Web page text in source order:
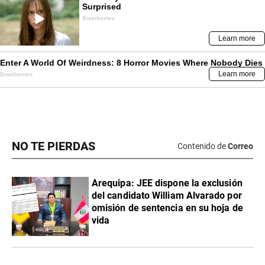
NO TE PIERDAS Contenido deCorreo
​Arequipa: JEE dispone la exclusión
del candidato William Alvarado por
omisión de sentencia en su hoja de
vida